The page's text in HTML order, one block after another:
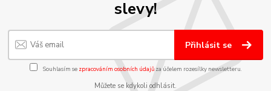
slevy!
Přihlásit se
Souhlasím se zpracováním osobních údajůza účelem rozesílky newsletteru.
Můžete se kdykoli odhlásit.